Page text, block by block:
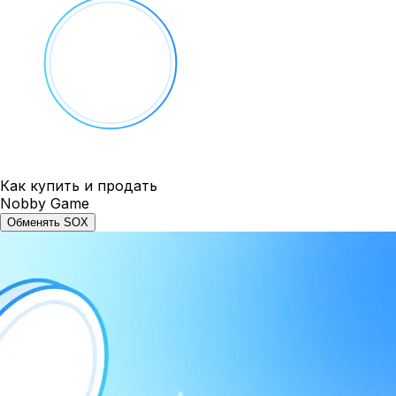
Как купить и продать
Nobby Game
Обменять SOX